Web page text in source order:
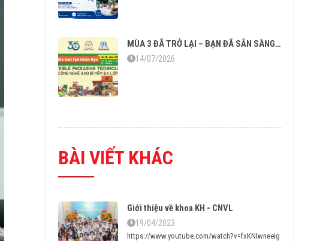
MÙA 3 ĐÃ TRỞ LẠI – BẠN ĐÃ SẴN SÀNG CHO “CÔNG NGHỆ BAO BÌ MỀM ĐA LỚP”?
14/07/2026
BÀI VIẾT KHÁC
Giới thiệu về khoa KH - CNVL
19/04/2023
https://www.youtube.com/watch?v=fxKNIwneeig